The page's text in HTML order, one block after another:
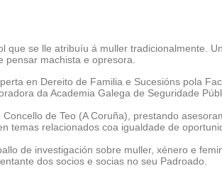
se lle atribuíu á muller tradicionalmente.
machista e opresora.
en Dereito de Familia e Sucesións pola
da Academia Galega de Seguridade
de Teo (A Coruña), prestando
relacionados coa igualdade de
de investigación sobre muller, xénero e
dos socios e socias no seu Padroado.